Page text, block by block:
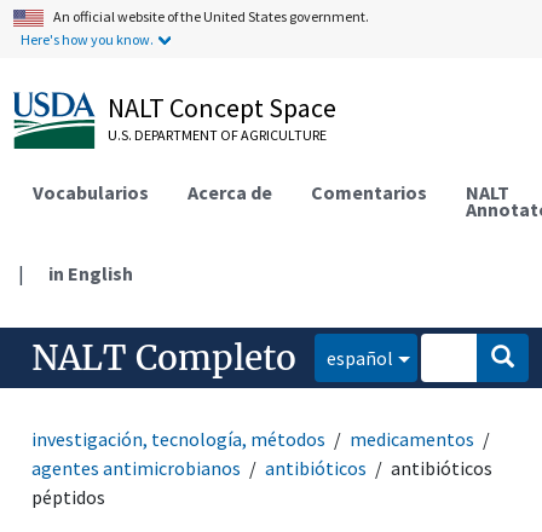
An official website of the United States government.
Here's how you know.
NALT Concept Space
U.S. DEPARTMENT OF AGRICULTURE
Vocabularios Acerca de Comentarios NALT
| in English
NALT Completo español
investigación, tecnología, métodos
medicamentos
agentes antimicrobianos
antibióticos
antibióticos
péptidos